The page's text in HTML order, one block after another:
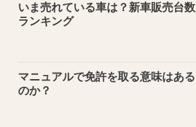
いま売れている車は？新車販売台数
ランキング
マニュアルで免許を取る意味はある
のか？